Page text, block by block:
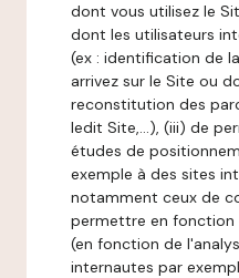
dont vous utilisez le
dont les utilisateurs
(ex : identification de
arrivez sur le Site ou
reconstitution des
ledit Site,...), (iii) de
études de
exemple à des sites
notamment ceux de
permettre en fonction
(en fonction de
internautes par